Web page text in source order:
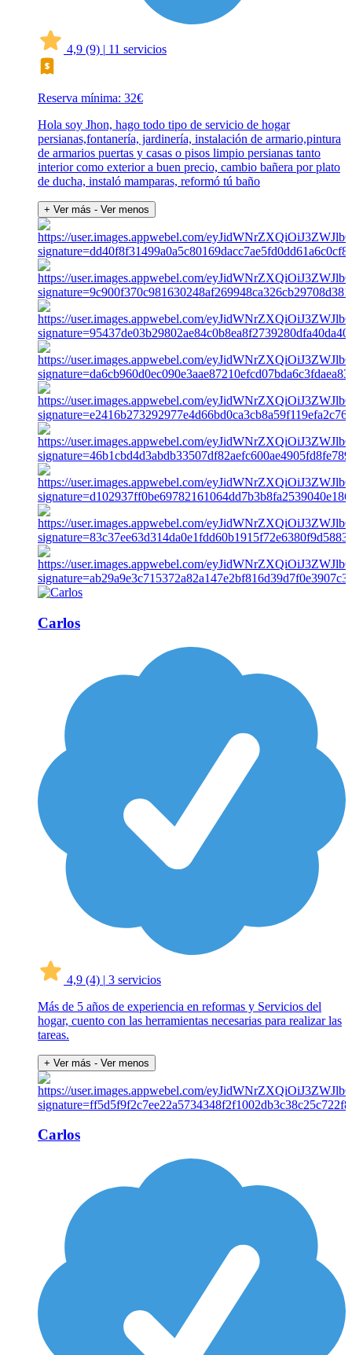
4,9 (9) | 11 servicios
Reserva mínima: 32€
Hola soy Jhon, hago todo tipo de servicio de hogar
persianas,fontanería, jardinería, instalación de armario,pintura
de armarios puertas y casas o pisos limpio persianas tanto
interior como exterior a buen precio, cambio bañera por plato
de ducha, instaló mamparas, reformó tú baño
+ Ver más - Ver menos
Carlos
4,9 (4) | 3 servicios
Más de 5 años de experiencia en reformas y Servicios del
hogar, cuento con las herramientas necesarias para realizar las
tareas.
+ Ver más - Ver menos
Carlos